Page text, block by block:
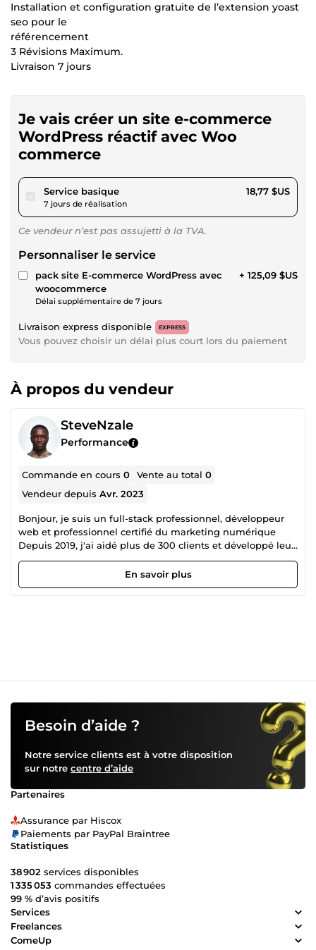
Installation et configuration gratuite de l’extension yoast
seo pour le
référencement
3 Révisions Maximum.
Livraison 7 jours
Je vais créer un site e-commerce
WordPress réactif avec Woo
commerce
Service basiquepour 17,29 $US
7 jours de réalisation
18,77 $US
Ce vendeur n’est pas assujetti à la TVA.
Personnaliser le service
pack site E-commerce WordPress avec
woocommerce
Délai supplémentaire de 7 jours
+ 125,09 $US
Livraison express disponible EXPRESS
Vous pouvez choisir un délai plus court lors du paiement
À propos du vendeur
SteveNzale
Performance
Commande en cours0 Vente au total0
Vendeur depuisAvr. 2023
Bonjour, je suis un full-stack professionnel, développeur
web et professionnel certifié du marketing numérique
Depuis 2019, j'ai aidé plus de 300 clients et développé leur
activité. Je suis également un spécialiste de la
Nos domaines d'intérêt comprennent le développement
En savoir plus
Besoin d’aide ?
Notre service clients est à votre disposition
sur notre centre d’aide
Partenaires
Assurance par Hiscox
Paiements par PayPal Braintree
Statistiques
38 902 services disponibles
1 335 053 commandes effectuées
99 % d’avis positifs
Services
Freelances
ComeUp